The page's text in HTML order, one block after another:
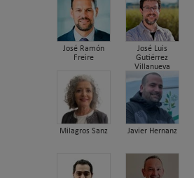
José Ramón
Freire
José Luis
Gutiérrez
Villanueva
Milagros Sanz Javier Hernanz